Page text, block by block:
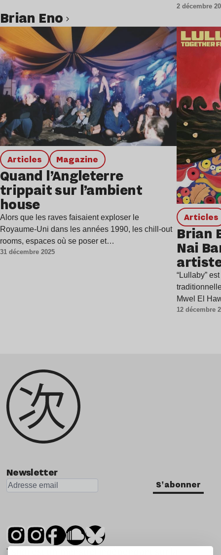
2 décembre
Brian Eno
Articles magazine
Quand l’Angleterre
trippait sur l’ambient
house
Alors que les raves faisaient exploser le
Royaume-Uni dans les années 1990, les chill-out
rooms, espaces où se poser et…
31 décembre 2025
Articles
Brian
Nai
Gaza
“Lullaby”
Mwel El
morceau
12 décembre
Lire l’article
Newsletter
S'abonner
Tsugi est un mensuel indépendant sur la